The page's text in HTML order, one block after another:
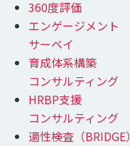
360度評価
エンゲージメント
サーベイ
育成体系構築
コンサルティング
HRBP支援
コンサルティング
適性検査（BRIDGE）